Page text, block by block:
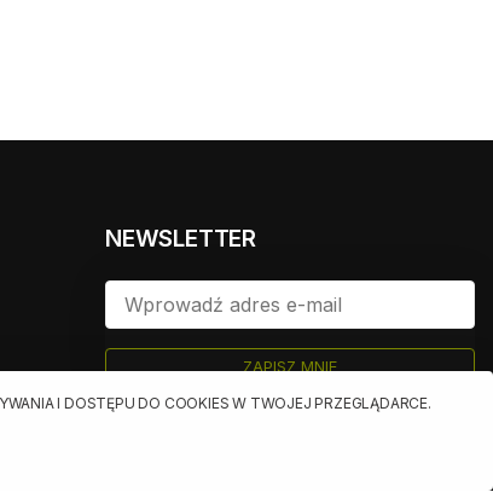
NEWSLETTER
ZAPISZ MNIE
I DOSTĘPU DO COOKIES W TWOJEJ PRZEGLĄDARCE.